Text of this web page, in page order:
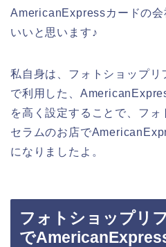
AmericanExpressカードの会
いいと思います♪
私自身は、フォトショップリ
で利用した、
を高く設定することで、フ
セラムのお店で
になりましたよ。
フォトショップリ
で